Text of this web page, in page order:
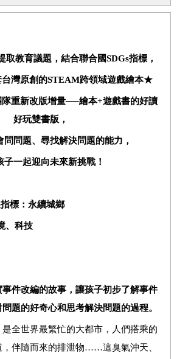
取教育議題，結合聯合國SDGs指標，
灣原創的STEAM跨領域遊戲繪本★
隊重新改版增量──繪本+遊戲書的好讀
好玩雙書版，
問問題、尋找解決問題的能力，
子一起迎向未來新挑戰！
標：永續城鄉
、科技
件改編的故事，讓孩子初步了解事件
題的好奇心和思考解決問題的過程。
全世界最繁忙的大都市，人們搭乘的
，伴隨而來的排泄物……這臭氣沖天、